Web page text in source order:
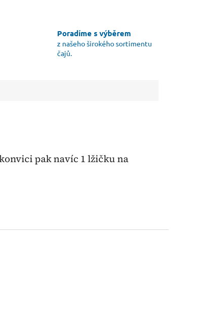
Poradíme s výběrem
z našeho širokého sortimentu
čajů.
pak navíc 1 lžičku na